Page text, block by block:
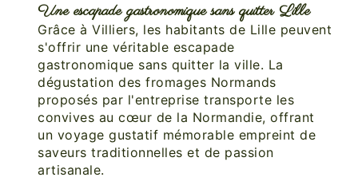
Une escapade gastronomique sans quitter Lille
Grâce à Villiers, les habitants de Lille peuvent
s'offrir une véritable escapade
gastronomique sans quitter la ville. La
dégustation des fromages Normands
proposés par l'entreprise transporte les
convives au cœur de la Normandie, offrant
un voyage gustatif mémorable empreint de
saveurs traditionnelles et de passion
artisanale.